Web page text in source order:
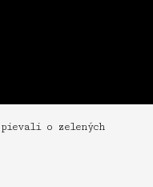
o zelených